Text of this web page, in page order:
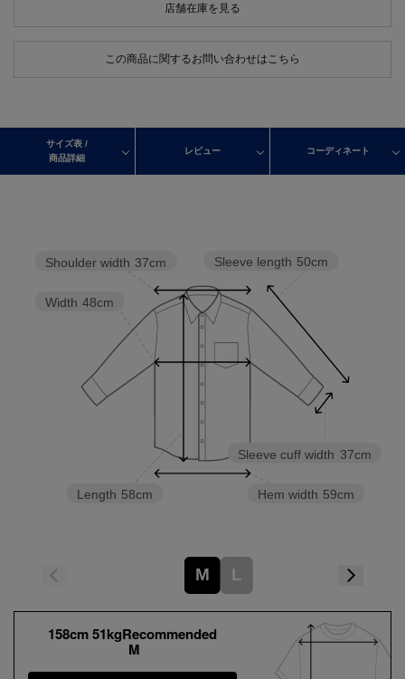
店舗在庫を見る
この商品に関するお問い合わせはこちら
サイズ表 /
商品詳細
レビュー コーディネート
Hem width 59cm
Sleeve cuff width 37cm
Sleeve length 50cm
Length 58cm
Width 48cm
Shoulder width 37cm
M L
158cm 51kgRecommended
M